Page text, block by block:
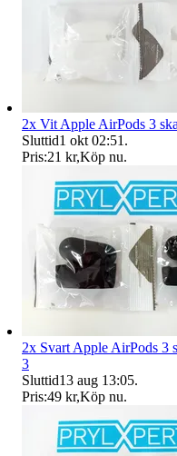
2x Vit Apple AirPods 3
Sluttid1 okt 02:51 .
Pris:21 kr,Köp nu.
2x Svart Apple AirPods 3
3
Sluttid13 aug 13:05.
Pris:49 kr,Köp nu.